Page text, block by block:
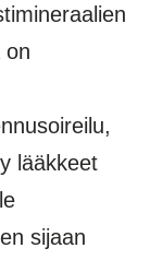
on
lääkkeet
sijaan